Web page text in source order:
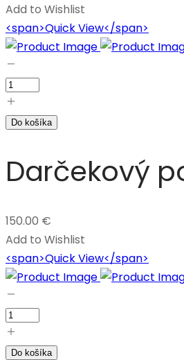
Add to Wishlist
<span>Quick View</span>
Do košíka
Darčekový
150.00 €
Add to Wishlist
<span>Quick View</span>
Do košíka